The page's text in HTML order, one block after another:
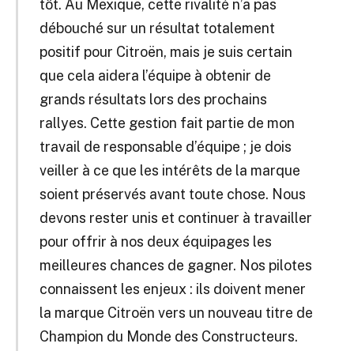
tôt. Au Mexique, cette rivalité n’a pas
débouché sur un résultat totalement
positif pour Citroën, mais je suis certain
que cela aidera l’équipe à obtenir de
grands résultats lors des prochains
rallyes. Cette gestion fait partie de mon
travail de responsable d’équipe ; je dois
veiller à ce que les intérêts de la marque
soient préservés avant toute chose. Nous
devons rester unis et continuer à travailler
pour offrir à nos deux équipages les
meilleures chances de gagner. Nos pilotes
connaissent les enjeux : ils doivent mener
la marque Citroën vers un nouveau titre de
Champion du Monde des Constructeurs.